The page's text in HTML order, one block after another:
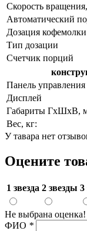
Скорость
Автоматический
Дозация кофемолки
Тип дозации
Счетчик порций
Панель управления
Дисплей
Габариты ГхШхВ,
Вес, кг:
У тавара нет
Оцените
1 звезда 2 звезды 3
Не выбрана оценка!
ФИО *